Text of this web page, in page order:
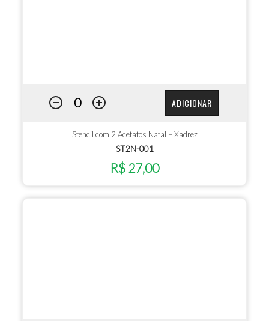
ADICIONAR
Stencil com 2 Acetatos Natal – Xadrez
ST2N-001
R$ 27,00